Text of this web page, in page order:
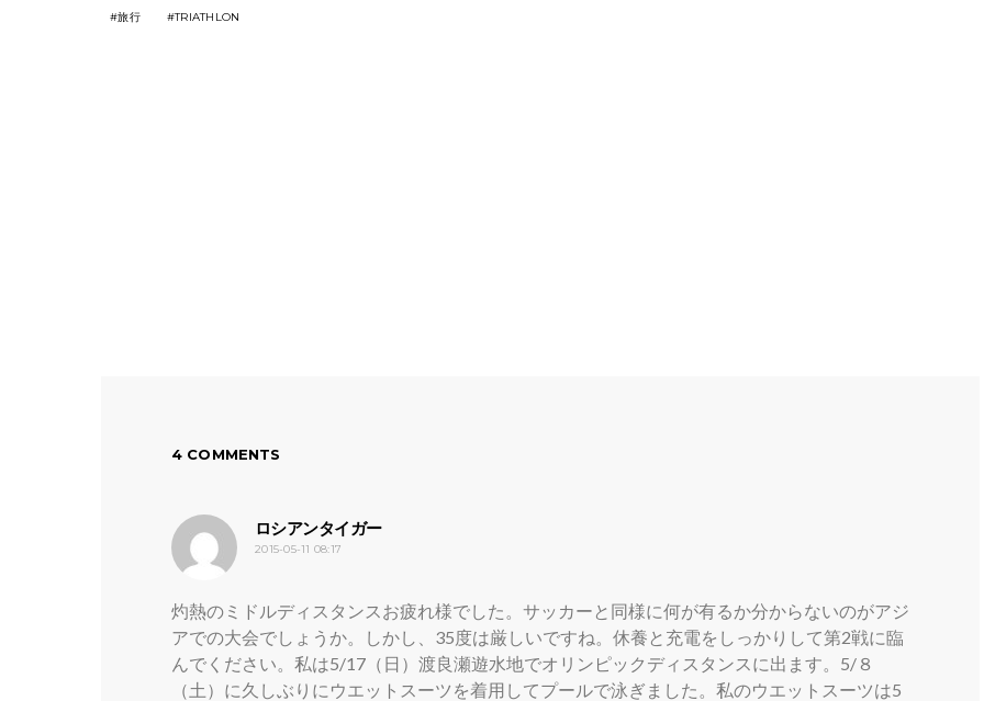
旅行 TRIATHLON
4 COMMENTS
ロシアンタイガーよ
2015-05-11 08:17
灼熱のミドルディスタンスお疲れ様でした。サッカーと同様に何が有るか分からないのがアジ
アでの大会でしょうか。しかし、35度は厳しいですね。休養と充電をしっかりして第2戦に臨
んでください。私は5/17（日）渡良瀬遊水地でオリンピックディスタンスに出ます。5/８
（土）に久しぶりにウエットスーツを着用してプールで泳ぎました。私のウエットスーツは5